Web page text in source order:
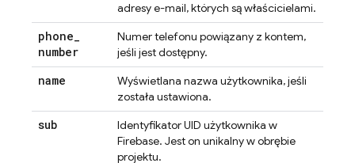
adresy e-mail, których są właścicielami.
phone_
number
Numer telefonu powiązany z kontem,
jeśli jest dostępny.
name
Wyświetlana nazwa użytkownika, jeśli
została ustawiona.
sub
Identyfikator UID użytkownika w
Firebase. Jest on unikalny w obrębie
projektu.